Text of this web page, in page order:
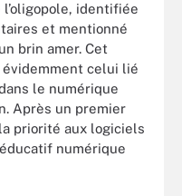
identifiée
et mentionné
brin amer. Cet
celui lié
le numérique
Après un premier
priorité aux logiciels
numérique